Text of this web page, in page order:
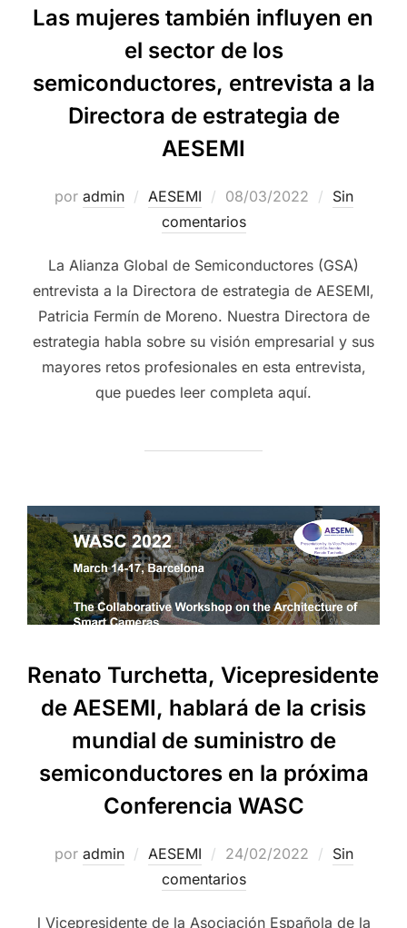
Las mujeres también influyen en
el sector de los
semiconductores, entrevista a la
Directora de estrategia de
AESEMI
por admin AESEMI 08/03/2022
Sin
comentarios
La Alianza Global de Semiconductores (GSA)
entrevista a la Directora de estrategia de AESEMI,
Patricia Fermín de Moreno. Nuestra Directora de
estrategia habla sobre su visión empresarial y sus
mayores retos profesionales en esta entrevista,
que puedes leer completa aquí.
Renato Turchetta, Vicepresidente
de AESEMI, hablará de la crisis
mundial de suministro de
semiconductores en la próxima
Conferencia WASC
por admin AESEMI 24/02/2022
Sin
comentarios
l Vicepresidente de la Asociación Española de la